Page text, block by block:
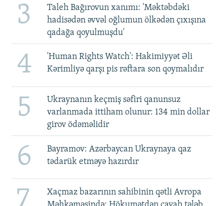
3
Taleh Bağırovun xanımı: 'Məktəbdəki
hadisədən əvvəl oğlumun ölkədən çıxışına
qadağa qoyulmuşdu'
4
'Human Rights Watch': Hakimiyyət Əli
Kərimliyə qarşı pis rəftara son qoymalıdır
5
Ukraynanın keçmiş səfiri qanunsuz
varlanmada ittiham olunur: 134 min dollar
girov ödəməlidir
6
Bayramov: Azərbaycan Ukraynaya qaz
tədarük etməyə hazırdır
Xaçmaz bazarının sahibinin qətli Avropa